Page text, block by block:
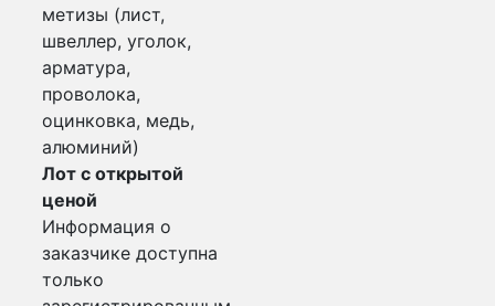
метизы (лист,
швеллер, уголок,
арматура,
проволока,
оцинковка, медь,
алюминий)
Лот с открытой
ценой
Информация о
заказчике доступна
только